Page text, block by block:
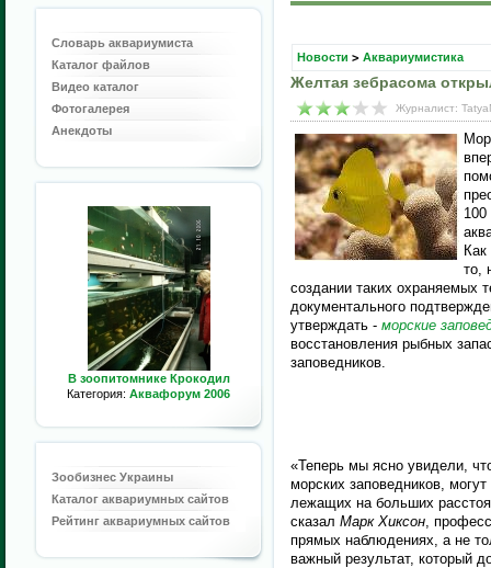
Словарь аквариумиста
Каталог файлов
Видео каталог
Фотогалерея
Анекдоты
В зоопитомнике Крокодил
Категория: Аквафорум 2006
Зообизнес Украины
Каталог аквариумных сайтов
Рейтинг аквариумных сайтов
Новости > Аквариумистика
Желтая зебрасома
Журналист:
то,
создании таких охраняемых
документального
утверждать - морские
восстановления рыбных
заповедников.
«Теперь мы ясно увидели,
морских заповедников,
лежащих на больших
сказал Марк Хиксон,
прямых наблюдениях, а не
важный результат, который